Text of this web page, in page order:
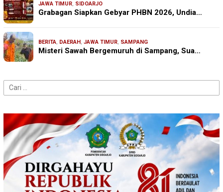
JAWA TIMUR, SIDOARJO
Grabagan Siapkan Gebyar PHBN 2026, Undia…
BERITA, DAERAH , JAWA TIMUR, SAMPANG
Misteri Sawah Bergemuruh di Sampang, Sua…
Cari
untuk: